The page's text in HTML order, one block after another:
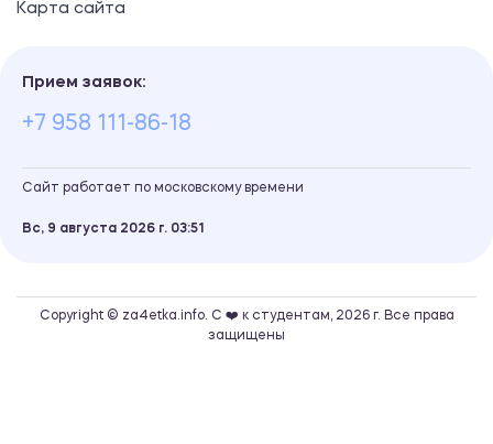
Карта сайта
Прием заявок:
+7 958 111-86-18
Сайт работает по московскому времени
Вс, 9 августа 2026 г. 03 51
Copyright © za4etka.info. С ❤️ к студентам, 2026 г. Все права
защищены